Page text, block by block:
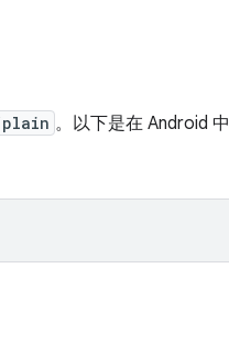
。以下是在 Android 中